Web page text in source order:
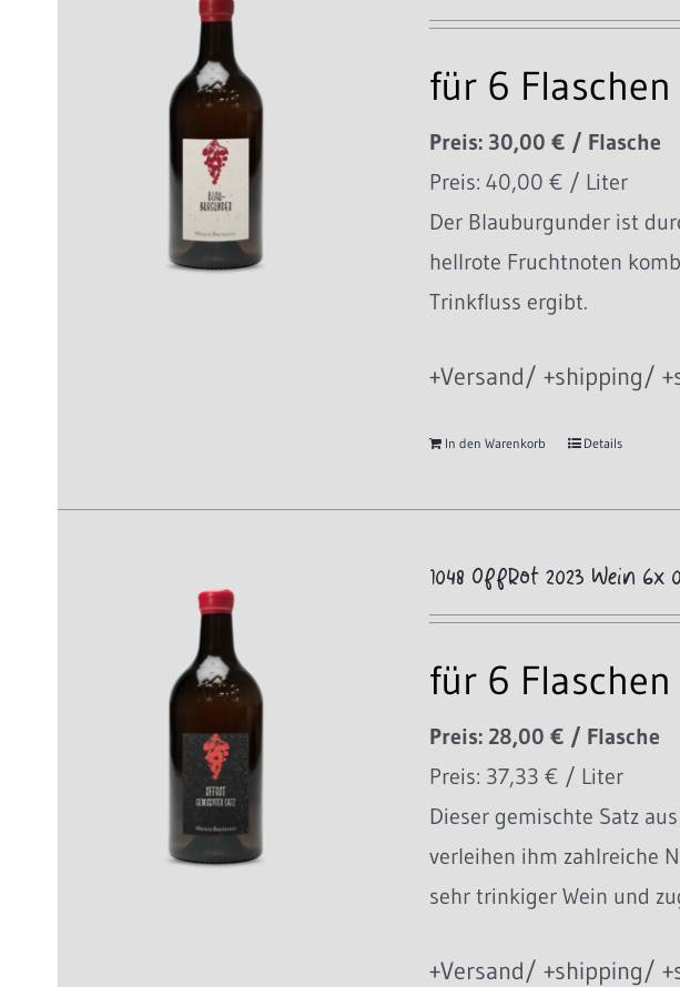
für 6
Preis: 30,00 € / Flasche
Preis: 40,00 € / Liter
Der Blauburgunder ist
hellrote Fruchtnoten
Trinkfluss ergibt.
+Versand/ +shipping/
In den Warenkorb Details
1048 OffRot 2023 Wein 6x
für 6
Preis: 28,00 € / Flasche
Preis: 37,33 € / Liter
Dieser gemischte Satz
verleihen ihm zahlreiche
sehr trinkiger Wein und
+Versand/ +shipping/